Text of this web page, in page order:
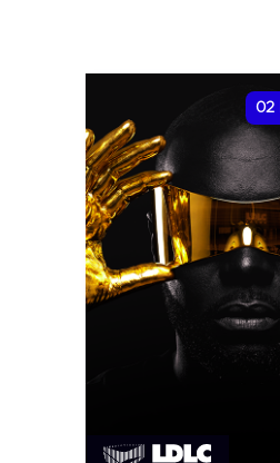
02